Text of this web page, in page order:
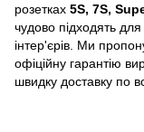
розетках 5S, 7S,
чудово підходять
інтер'єрів. Ми
офіційну гарантію
швидку доставку по